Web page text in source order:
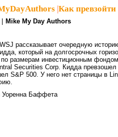
Как
Mike My Day Authors
рассказывает очередную
который на долгосрочных
размерам инвестиционным
Securities Corp. Кидда
S&P 500. У него нет страницы в